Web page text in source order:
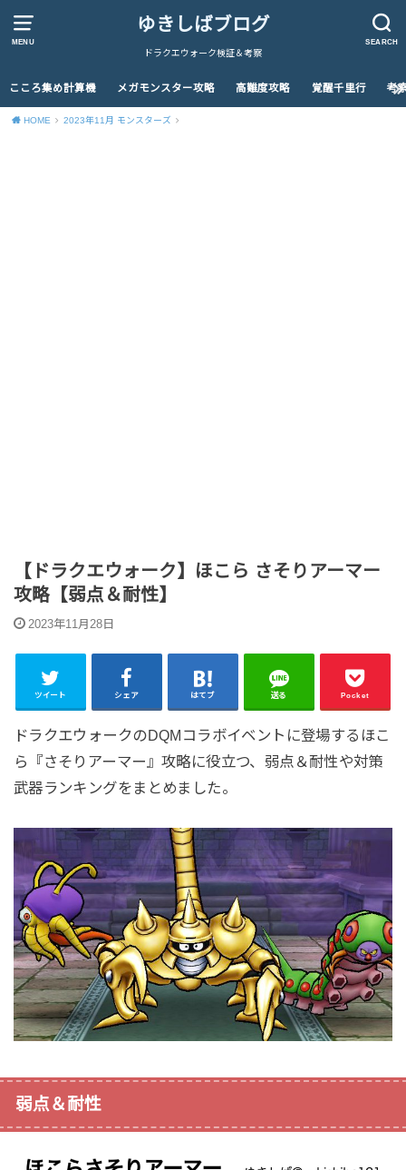
MENU SEARCH
ゆきしばブログ
ドラクエウォーク検証＆考察
こころ集め計算機 メガモンスター攻略 高難度攻略 覚醒千里行 考
HOME 2023年11月 モンスターズ
【ドラクエウォーク】ほこら さそりアーマー
攻略【弱点＆耐性】
2023年11月28日
ツイート シェア はてブ 送る Pocket
ドラクエウォークのDQMコラボイベントに登場するほこ
ら『さそりアーマー』攻略に役立つ、弱点＆耐性や対策
武器ランキングをまとめました。
弱点＆耐性